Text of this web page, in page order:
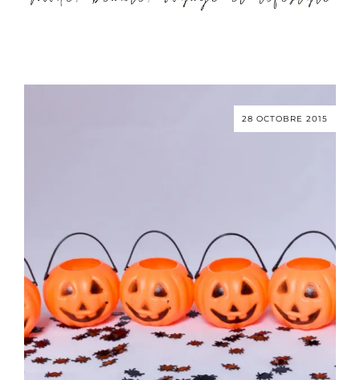
28 OCTOBRE 2015